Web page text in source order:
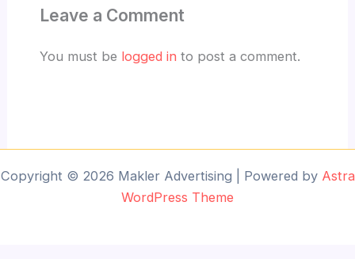
Leave a Comment
You must be logged in to post a comment.
Copyright © 2026 Makler Advertising | Powered by Astra
WordPress Theme